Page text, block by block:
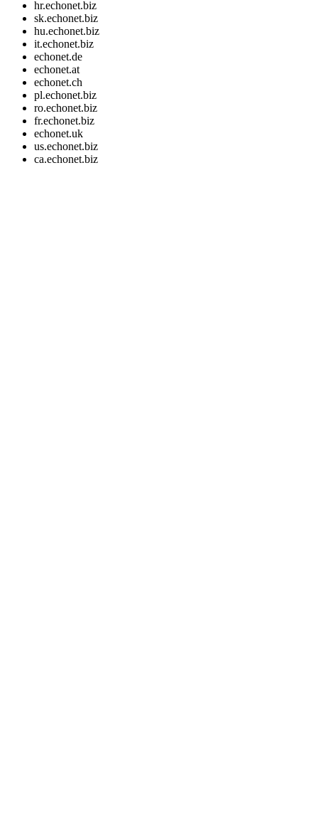
hr.echonet.biz
sk.echonet.biz
hu.echonet.biz
it.echonet.biz
echonet.de
echonet.at
echonet.ch
pl.echonet.biz
ro.echonet.biz
fr.echonet.biz
echonet.uk
us.echonet.biz
ca.echonet.biz